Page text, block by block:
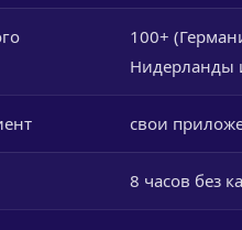
100+
Нидерланды
свои
8 часов без